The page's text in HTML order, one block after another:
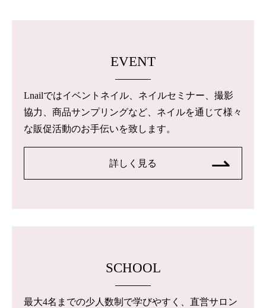
EVENT
Lnailではイベントネイル、ネイルセミナー、撮影
協力、商品サンプリングなど、ネイルを通じて様々
な販促活動のお手伝いを致します。
詳しく見る
SCHOOL
最大4名までの少人数制で学びやすく、直営サロン